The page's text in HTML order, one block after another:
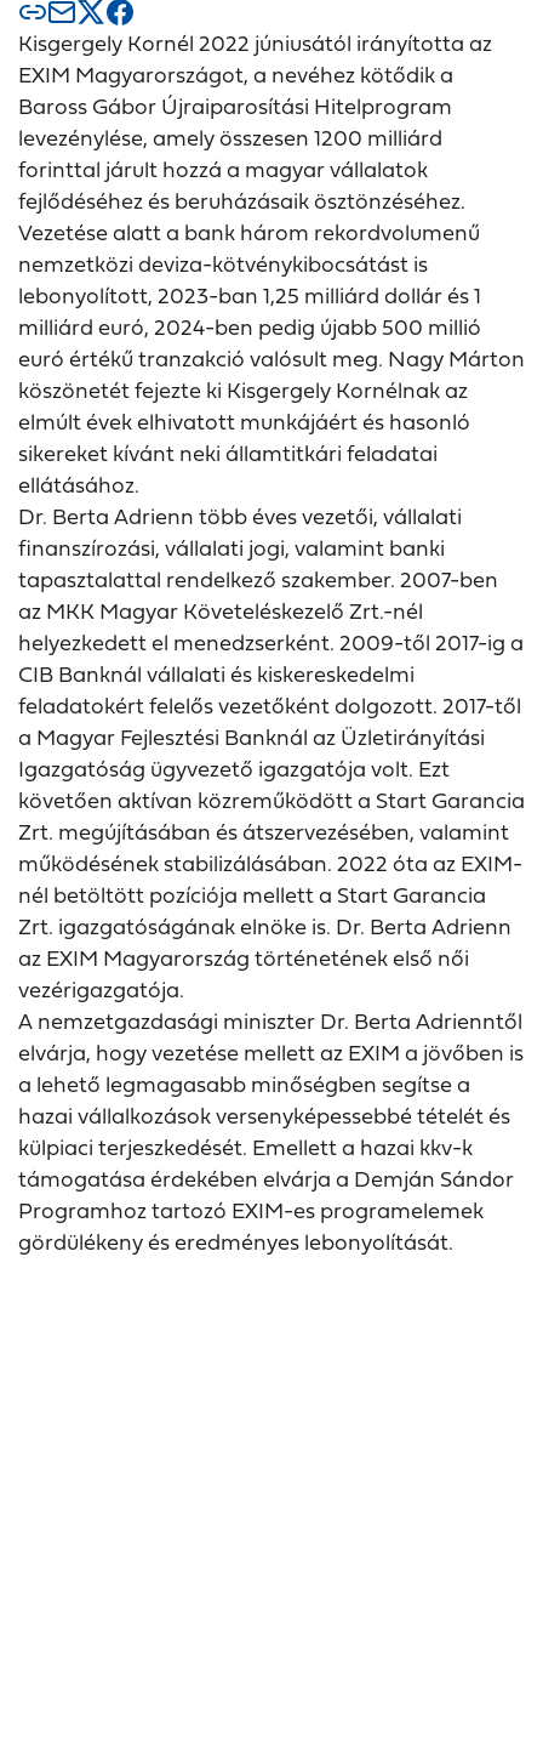
Kisgergely Kornél 2022 júniusától irányította az
EXIM Magyarországot, a nevéhez kötődik a
Baross Gábor Újraiparosítási Hitelprogram
levezénylése, amely összesen 1200 milliárd
forinttal járult hozzá a magyar vállalatok
fejlődéséhez és beruházásaik ösztönzéséhez.
Vezetése alatt a bank három rekordvolumenű
nemzetközi deviza-kötvénykibocsátást is
lebonyolított, 2023-ban 1,25 milliárd dollár és 1
milliárd euró, 2024-ben pedig újabb 500 millió
euró értékű tranzakció valósult meg. Nagy Márton
köszönetét fejezte ki Kisgergely Kornélnak az
elmúlt évek elhivatott munkájáért és hasonló
sikereket kívánt neki államtitkári feladatai
ellátásához.
Dr. Berta Adrienn több éves vezetői, vállalati
finanszírozási, vállalati jogi, valamint banki
tapasztalattal rendelkező szakember. 2007-ben
az MKK Magyar Követeléskezelő Zrt.-nél
helyezkedett el menedzserként. 2009-től 2017-ig a
CIB Banknál vállalati és kiskereskedelmi
feladatokért felelős vezetőként dolgozott. 2017-től
a Magyar Fejlesztési Banknál az Üzletirányítási
Igazgatóság ügyvezető igazgatója volt. Ezt
követően aktívan közreműködött a Start Garancia
Zrt. megújításában és átszervezésében, valamint
működésének stabilizálásában. 2022 óta az EXIM-
nél betöltött pozíciója mellett a Start Garancia
Zrt. igazgatóságának elnöke is. Dr. Berta Adrienn
az EXIM Magyarország történetének első női
vezérigazgatója.
A nemzetgazdasági miniszter Dr. Berta Adrienntől
elvárja, hogy vezetése mellett az EXIM a jövőben is
a lehető legmagasabb minőségben segítse a
hazai vállalkozások versenyképessebbé tételét és
külpiaci terjeszkedését. Emellett a hazai kkv-k
támogatása érdekében elvárja a Demján Sándor
Programhoz tartozó EXIM-es programelemek
gördülékeny és eredményes lebonyolítását.